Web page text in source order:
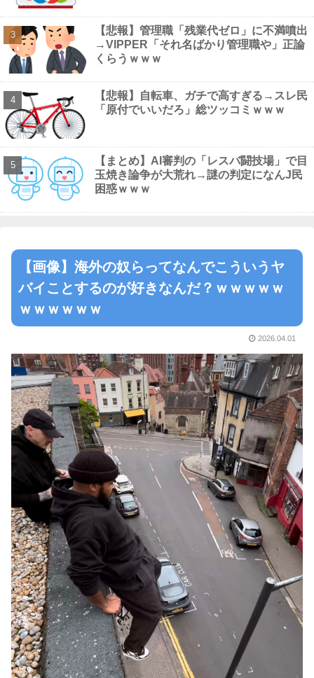
Powered by livedoor 相互RSS
【悲報】管理職「残業代ゼロ」に不満噴出
→VIPPER「それ名ばかり管理職や」正論
くらうｗｗｗ
【悲報】自転車、ガチで高すぎる→スレ民
「原付でいいだろ」総ツッコミｗｗｗ
【まとめ】AI審判の「レスバ闘技場」で目
玉焼き論争が大荒れ→謎の判定になんJ民
困惑ｗｗｗ
【画像】海外の奴らってなんでこういうヤ
バイことするのが好きなんだ？ｗｗｗｗｗ
ｗｗｗｗｗｗ
2026.04.01